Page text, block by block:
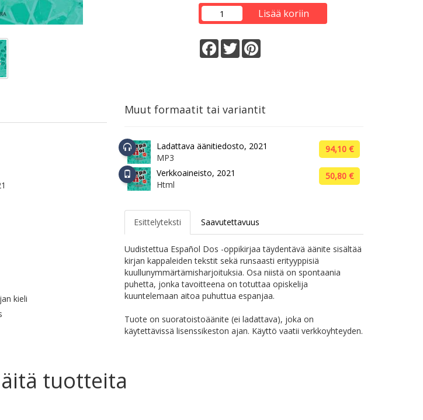
Lisää koriin
Facebook
Twitter
kieli
Muut formaatit tai variantit
Ladattava äänitiedosto, 2021
MP3
94,10 €
Verkkoaineisto, 2021
Html
50,80 €
Esittelyteksti Saavutettavuus
Uudistettua Español Dos -oppikirjaa täydentävä äänite sisältää
kirjan kappaleiden tekstit sekä runsaasti erityyppisiä
kuullunymmärtämisharjoituksia. Osa niistä on spontaania
puhetta, jonka tavoitteena on totuttaa opiskelija
kuuntelemaan aitoa puhuttua espanjaa.
Tuote on suoratoistoäänite (ei ladattava), joka on
käytettävissä lisenssikeston ajan. Käyttö vaatii verkkoyhteyden.
tuotteita